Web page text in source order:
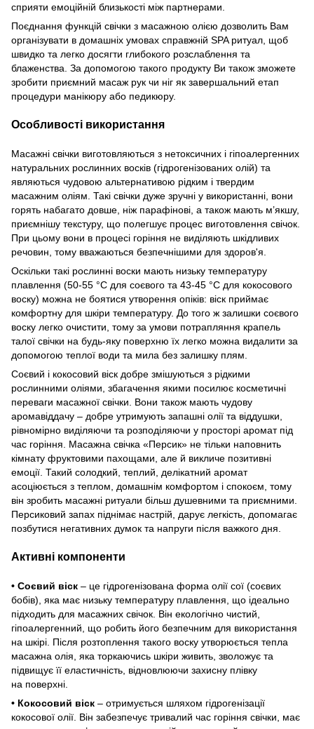
сприяти емоційній близькості між партнерами.
Поєднання функцій свічки з масажною олією дозволить Вам
організувати в домашніх умовах справжній SPA ритуал, щоб
швидко та легко досягти глибокого розслаблення та
блаженства. За допомогою такого продукту Ви також зможете
зробити приємний масаж рук чи ніг як завершальний етап
процедури манікюру або педикюру.
Особливості використання
Масажні свічки виготовляються з нетоксичних і гіпоалергенних
натуральних рослинних восків (гідрогенізованих олій) та
являються чудовою альтернативою рідким і твердим
масажним оліям. Такі свічки дуже зручні у використанні, вони
горять набагато довше, ніж парафінові, а також мають м’якшу,
приємнішу текстуру, що полегшує процес виготовлення свічок.
При цьому вони в процесі горіння не виділяють шкідливих
речовин, тому вважаються безпечнішими для здоров'я.
Оскільки такі рослинні воски мають низьку температуру
плавлення (50-55 °C для соєвого та 43-45 °C для кокосового
воску) можна не боятися утворення опіків: віск приймає
комфортну для шкіри температуру. До того ж залишки соєвого
воску легко очистити, тому за умови потрапляння крапель
талої свічки на будь-яку поверхню їх легко можна видалити за
допомогою теплої води та мила без залишку плям.
Соєвий і кокосовий віск добре змішуються з рідкими
рослинними оліями, збагачення якими посилює косметичні
переваги масажної свічки. Вони також мають чудову
аромавіддачу – добре утримують запашні олії та віддушки,
рівномірно виділяючи та розподіляючи у просторі аромат під
час горіння. Масажна свічка «Персик» не тільки наповнить
кімнату фруктовими пахощами, але й викличе позитивні
емоції. Такий солодкий, теплий, делікатний аромат
асоціюється з теплом, домашнім комфортом і спокоєм, тому
він зробить масажні ритуали більш душевними та приємними.
Персиковий запах піднімає настрій, дарує легкість, допомагає
позбутися негативних думок та напруги після важкого дня.
Активні компоненти
• Соєвий віск – це гідрогенізована форма олії сої (соєвих
бобів), яка має низьку температуру плавлення, що ідеально
підходить для масажних свічок. Він екологічно чистий,
гіпоалергенний, що робить його безпечним для використання
на шкірі. Після розтоплення такого воску утворюється тепла
масажна олія, яка торкаючись шкіри живить, зволожує та
підвищує її еластичність, відновлюючи захисну плівку
на поверхні.
• Кокосовий віск – отримується шляхом гідрогенізації
кокосової олії. Він забезпечує тривалий час горіння свічки, має